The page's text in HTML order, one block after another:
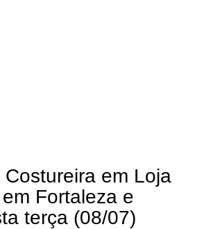
em Loja
Fortaleza e
terça (08/07)